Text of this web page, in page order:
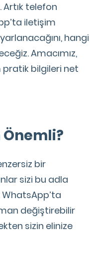
telefon
iletişim
hangi
Amacımız,
pratik bilgileri net
Önemli?
bir
sizi bu adla
değiştirebilir
sizin elinize